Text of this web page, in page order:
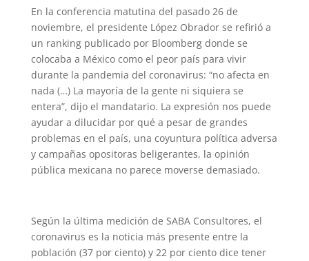
En la conferencia matutina del pasado 26 de
noviembre, el presidente López Obrador se refirió a
un ranking publicado por Bloomberg donde se
colocaba a México como el peor país para vivir
durante la pandemia del coronavirus: “no afecta en
nada (…) La mayoría de la gente ni siquiera se
entera”, dijo el mandatario. La expresión nos puede
ayudar a dilucidar por qué a pesar de grandes
problemas en el país, una coyuntura política adversa
y campañas opositoras beligerantes, la opinión
pública mexicana no parece moverse demasiado.
Según la última medición de SABA Consultores, el
coronavirus es la noticia más presente entre la
población (37 por ciento) y 22 por ciento dice tener